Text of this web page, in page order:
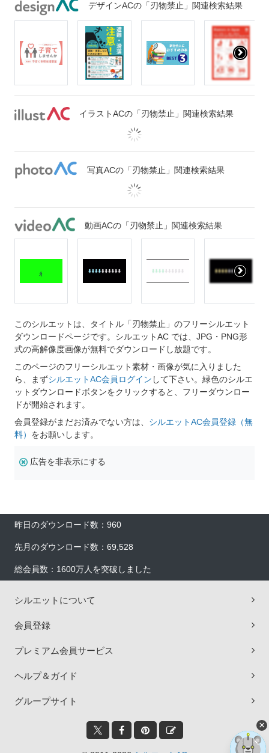
デザインACの「刃物禁止」関連検索結果
イラストACの「刃物禁止」関連検索結果
写真ACの「刃物禁止」関連検索結果
動画ACの「刃物禁止」関連検索結果
このシルエットは、タイトル「刃物禁止」のフリーシルエット
ダウンロードページです。シルエットAC では、JPG・PNG形
式の高解像度画像が無料でダウンロードし放題です。
このページのフリーシルエット素材・画像が気に入りました
ら、まずシルエットAC会員ログイン して下さい。緑色のシルエ
ットダウンロードボタンをクリックすると、フリーダウンロー
ドが開始されます。
会員登録がまだお済みでない方は、 シルエットAC会員登録（無
料） をお願いします。
広告を非表示にする
昨日のダウンロード数：960
先月のダウンロード数：69,528
総会員数：1600万人を突破しました
シルエットについて
会員登録
プレミアム会員サービス
ヘルプ＆ガイド
グループサイト
×